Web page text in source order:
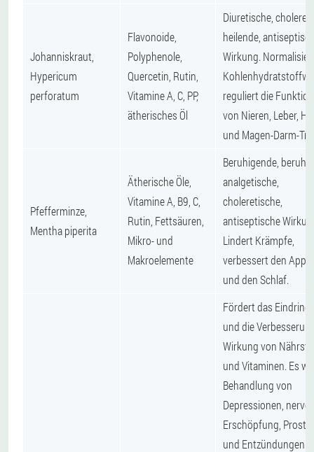
Johanniskraut,
Hypericum
perforatum
Flavonoide,
Polyphenole,
Quercetin, Rutin,
Vitamine A, C, PP,
ätherisches Öl
Diuretische,
heilende,
Wirkung.
reguliert die
von Nieren, Leber,
und Magen-Darm-
Pfefferminze,
Mentha piperita
Ätherische Öle,
Vitamine A, B9, C,
Rutin, Fettsäuren,
Mikro- und
Makroelemente
Beruhigende,
analgetische,
choleretische,
antiseptische
Lindert Krämpfe,
verbessert den
und den Schlaf.
Fördert das
und die
Wirkung von
und Vitaminen. Es
Behandlung von
Depressionen,
Erschöpfung,
und Entzündungen